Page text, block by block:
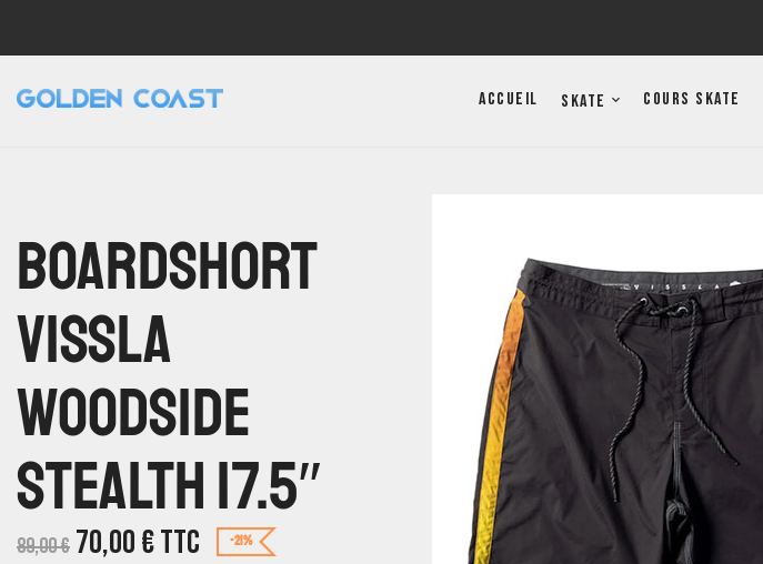
Accueil Skate Cours Skate
Boardshort
Vissla
Woodside
Stealth 17.5″
89,00€ 70,00€TTC -21%